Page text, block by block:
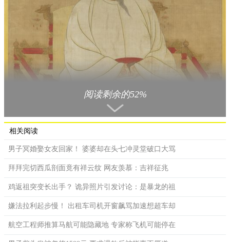
宋太祖的小舅子竟爱吃人肉，图为宋太祖画像。
干德三年（965年），宋太祖下令招募千余名新兵，隶属于侍
阅读剩余的52%
相关阅读
男子冥婚娶女友回家！ 婆婆却在头七冲灵堂破口大骂
拜拜完切西瓜剖面竟有祥云纹 网友羡慕：吉祥征兆
鸡返祖突变长出手？ 诡异照片引发讨论：是暴龙的祖
嫌法拉利起步慢！ 出租车司机开窗飙骂加速想超车却
航空工程师推算马航可能隐藏地 专家称飞机可能停在